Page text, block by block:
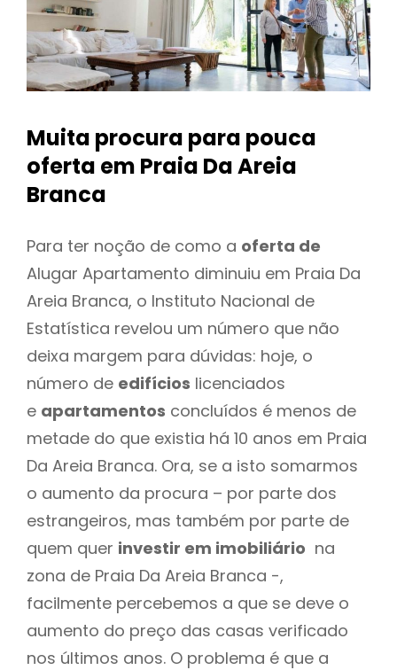
Muita procura para pouca
oferta em Praia Da Areia
Branca
Para ter noção de como a oferta de
Alugar Apartamento diminuiu em Praia Da
Areia Branca, o Instituto Nacional de
Estatística revelou um número que não
deixa margem para dúvidas: hoje, o
número de edifícios licenciados
e apartamentos concluídos é menos de
metade do que existia há 10 anos em Praia
Da Areia Branca. Ora, se a isto somarmos
o aumento da procura – por parte dos
estrangeiros, mas também por parte de
quem quer investir em imobiliário na
zona de Praia Da Areia Branca -,
facilmente percebemos a que se deve o
aumento do preço das casas verificado
nos últimos anos. O problema é que a